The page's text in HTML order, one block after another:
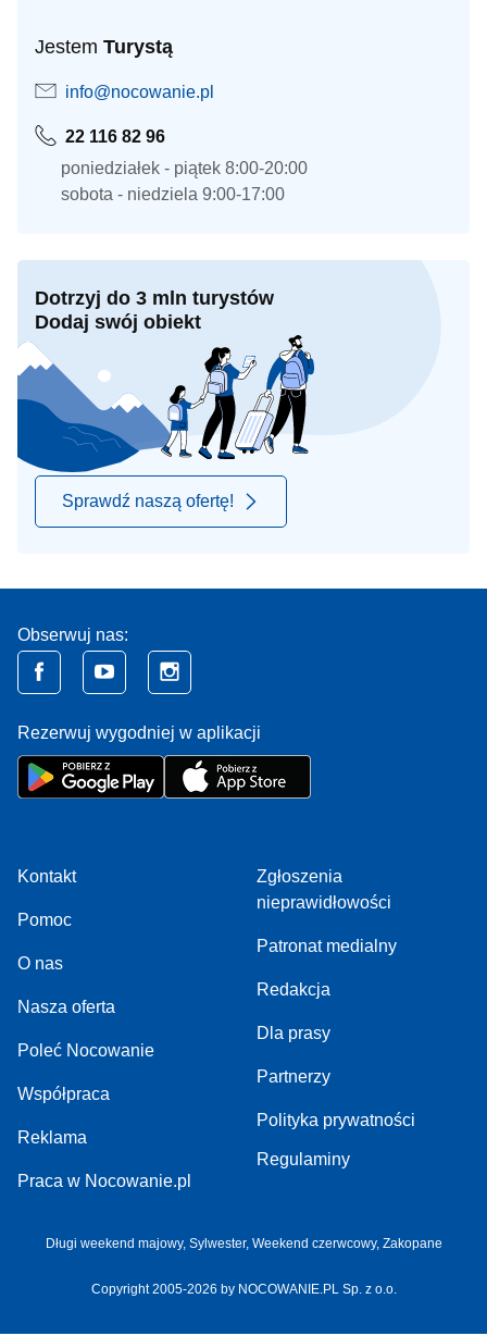
Jestem Turystą
info@nocowanie.pl
22 116 82 96
poniedziałek - piątek 8:00-20:00
sobota - niedziela 9:00-17:00
Dotrzyj do 3 mln turystów
Dodaj swój obiekt
Sprawdź naszą ofertę!
Obserwuj nas:
Rezerwuj wygodniej w aplikacji
Kontakt
Pomoc
O nas
Nasza oferta
Poleć Nocowanie
Współpraca
Reklama
Praca w Nocowanie.pl
Zgłoszenia
nieprawidłowości
Patronat medialny
Redakcja
Dla prasy
Partnerzy
Polityka prywatności
Regulaminy
Długi weekend majowy, Sylwester, Weekend czerwcowy, Zakopane
Copyright 2005-2026 by NOCOWANIE.PL Sp. z o.o.